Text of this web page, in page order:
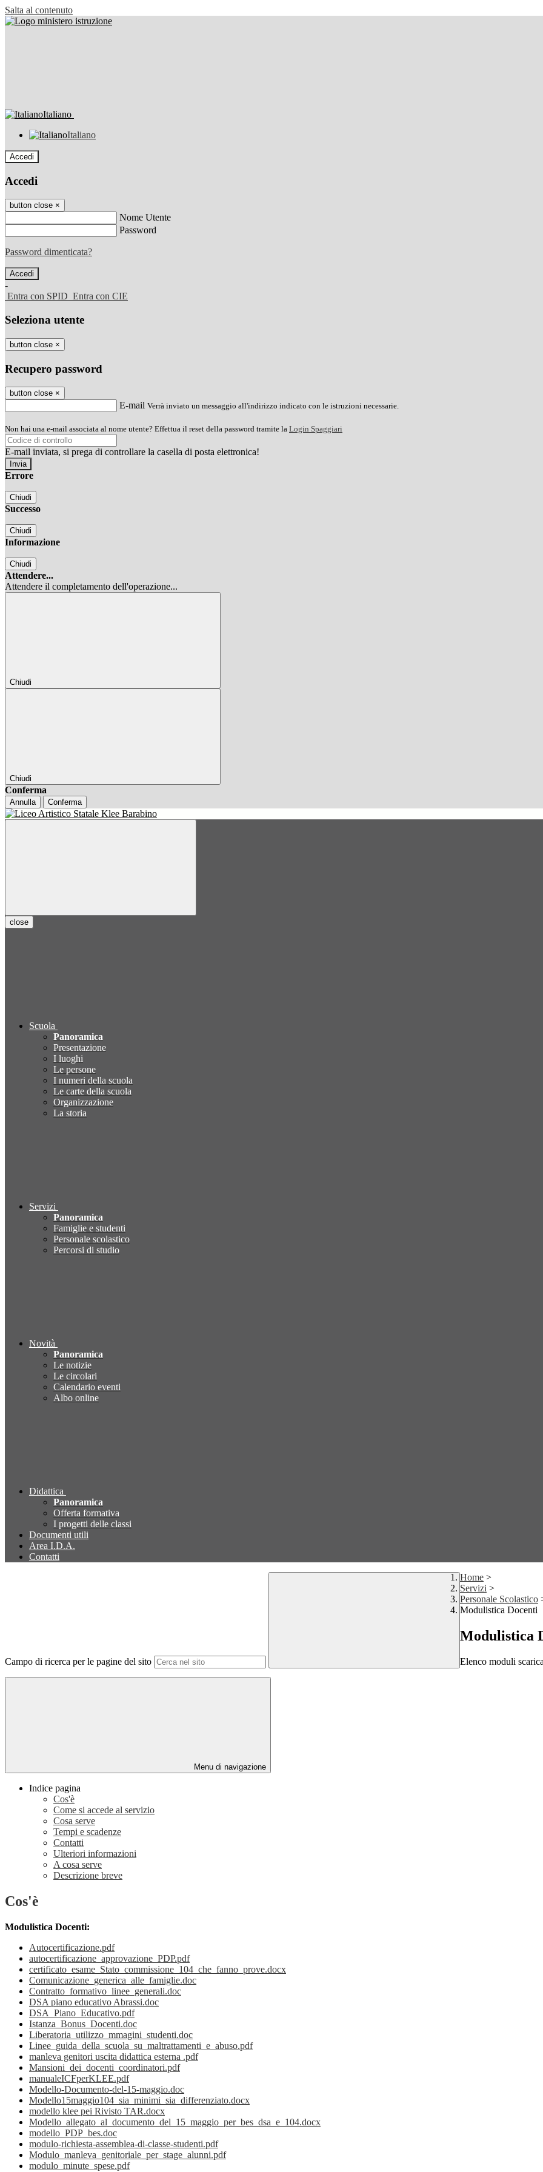
Salta al contenuto
Italiano
Italiano
Accedi
Accedi
button close ×
Nome Utente
Password
Password dimenticata?
-
Entra con SPID Entra con CIE
Seleziona utente
button close ×
Recupero password
button close ×
E-mail Verrà inviato un messaggio all'indirizzo indicato con le istruzioni necessarie.
Non hai una e-mail associata al nome utente? Effettua il reset della password tramite la Login Spaggiari
E-mail inviata, si prega di controllare la casella di posta elettronica!
Errore
Chiudi
Successo
Chiudi
Informazione
Chiudi
Attendere...
Attendere il completamento dell'operazione...
Chiudi
Chiudi
Conferma
Annulla Conferma
close
Scuola
Panoramica
Presentazione
I luoghi
Le persone
I numeri della scuola
Le carte della scuola
Organizzazione
La storia
Servizi
Panoramica
Famiglie e studenti
Personale scolastico
Percorsi di studio
Novità
Panoramica
Le notizie
Le circolari
Calendario eventi
Albo online
Didattica
Panoramica
Offerta formativa
I progetti delle classi
Documenti utili
Area I.D.A.
Contatti
Campo di ricerca per le pagine del sito
Home >
Servizi >
Personale Scolastico
Modulistica Docenti
Modulistica
Elenco moduli
Menu di navigazione
Indice pagina
Cos'è
Come si accede al servizio
Cosa serve
Tempi e scadenze
Contatti
Ulteriori informazioni
A cosa serve
Descrizione breve
Cos'è
Modulistica Docenti:
Autocertificazione.pdf
autocertificazione_approvazione_PDP.pdf
certificato_esame_Stato_commissione_104_che_fanno_prove.docx
Comunicazione_generica_alle_famiglie.doc
Contratto_formativo_linee_generali.doc
DSA piano educativo Abrassi.doc
DSA_Piano_Educativo.pdf
Istanza_Bonus_Docenti.doc
Liberatoria_utilizzo_mmagini_studenti.doc
Linee_guida_della_scuola_su_maltrattamenti_e_abuso.pdf
manleva genitori uscita didattica esterna .pdf
Mansioni_dei_docenti_coordinatori.pdf
manualeICFperKLEE.pdf
Modello-Documento-del-15-maggio.doc
Modello15maggio104_sia_minimi_sia_differenziato.docx
modello klee pei Rivisto TAR.docx
Modello_allegato_al_documento_del_15_maggio_per_bes_dsa_e_104.docx
modello_PDP_bes.doc
modulo-richiesta-assemblea-di-classe-studenti.pdf
Modulo_manleva_genitoriale_per_stage_alunni.pdf
modulo_minute_spese.pdf